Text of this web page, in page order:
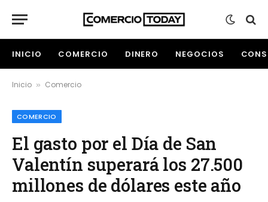
INICIO COMERCIO DINERO NEGOCIOS
Inicio » Comercio
COMERCIO
El gasto por el Día de San
Valentín superará los 27.500
millones de dólares este año